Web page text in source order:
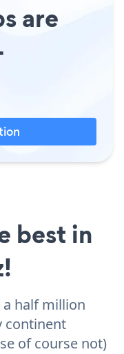
are
best in
a half million
continent
of course not)